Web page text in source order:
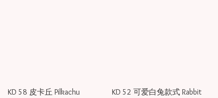
KD 58 皮卡丘 Pilkachu
KD 52 可爱白兔款式 Rabbit